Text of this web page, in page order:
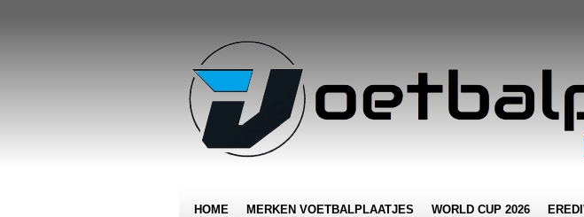
HOME MERKEN VOETBALPLAATJES WORLD CUP 2026